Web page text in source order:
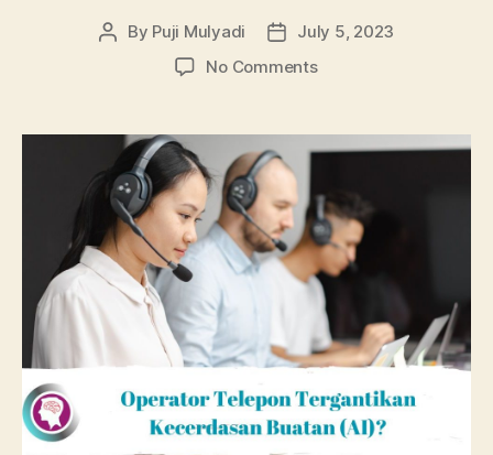
Post
By Puji Mulyadi
PostJuly 5, 2023
No Commentson
Tergantikan
(AI)?